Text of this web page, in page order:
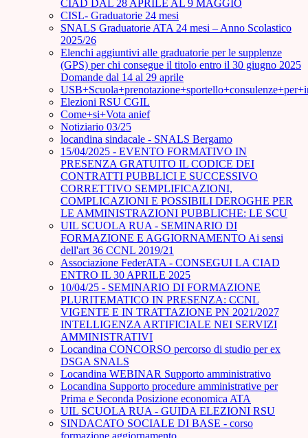
CIAD DAL 28 APRILE AL 9 MAGGIO
CISL- Graduatorie 24 mesi
SNALS Graduatorie ATA 24 mesi – Anno Scolastico
2025/26
Elenchi aggiuntivi alle graduatorie per le supplenze
(GPS) per chi consegue il titolo entro il 30 giugno 2025
Domande dal 14 al 29 aprile
Elezioni RSU CGIL
Come+si+Vota anief
Notiziario 03/25
locandina sindacale - SNALS Bergamo
15/04/2025 - EVENTO FORMATIVO IN
PRESENZA GRATUITO IL CODICE DEI
CONTRATTI PUBBLICI E SUCCESSIVO
CORRETTIVO SEMPLIFICAZIONI,
COMPLICAZIONI E POSSIBILI DEROGHE PER
LE AMMINISTRAZIONI PUBBLICHE: LE SCU
UIL SCUOLA RUA - SEMINARIO DI
FORMAZIONE E AGGIORNAMENTO Ai sensi
dell'art 36 CCNL 2019/21
Associazione FederATA - CONSEGUI LA CIAD
ENTRO IL 30 APRILE 2025
10/04/25 - SEMINARIO DI FORMAZIONE
PLURITEMATICO IN PRESENZA: CCNL
VIGENTE E IN TRATTAZIONE PN 2021/2027
INTELLIGENZA ARTIFICIALE NEI SERVIZI
AMMINISTRATIVI
Locandina CONCORSO percorso di studio per ex
DSGA SNALS
Locandina WEBINAR Supporto amministrativo
Locandina Supporto procedure amministrative per
Prima e Seconda Posizione economica ATA
UIL SCUOLA RUA - GUIDA ELEZIONI RSU
SINDACATO SOCIALE DI BASE - corso